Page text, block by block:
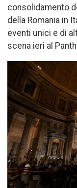
consolidamento
della Romania in
eventi unici e di
scena ieri al